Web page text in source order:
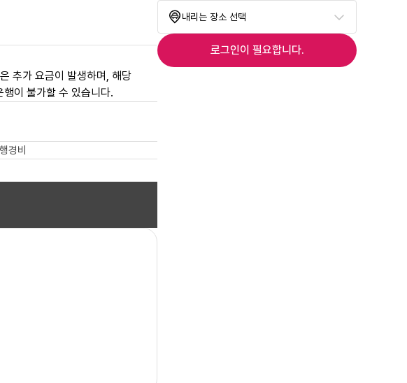
추가 요금이 발생하며, 해당
이 불가할 수 있습니다.
경비
내리는 장소 선택
로그인이 필요합니다.